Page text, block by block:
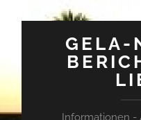
GELA-
Informationen -